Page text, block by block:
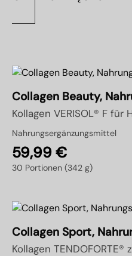
Collagen Beauty,
Kollagen VERISOL® F für
Nahrungsergänzungsmittel
59,99€
30 Portionen (342 g)
Collagen Sport,
Kollagen